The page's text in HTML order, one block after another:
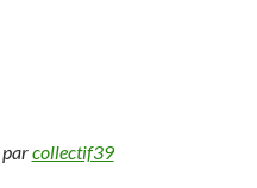
parcollectif39